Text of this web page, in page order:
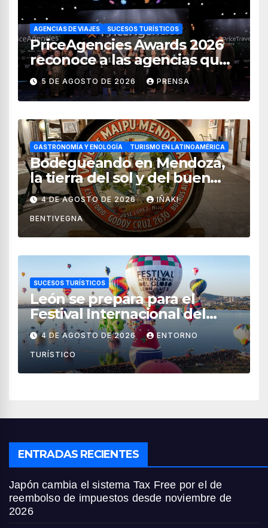
AGENCIAS DE VIAJES SUCESOS TURÍSTICOS
PriceAgencies Awards 2026
reconoce a las agencias que
impulsan el crecimiento del
turismo en México
5 DE AGOSTO DE 2026 PRENSA
GASTRONOMÍA Y ENOLOGÍA TURISMO EN LATINOAMÉRICA
Bodegueando en Mendoza,
la tierra del sol y del buen
vino
4 DE AGOSTO DE 2026 IÑAKI
BENTIVEGNA
SUCESOS TURÍSTICOS
León se prepara para el
Festival Internacional del
Globo 2026 con pilotos de 25
países
4 DE AGOSTO DE 2026 ENTORNO
TURÍSTICO
ENTRADAS RECIENTES
Japón cambia el sistema Tax Free por el de
reembolso de impuestos desde noviembre de
2026